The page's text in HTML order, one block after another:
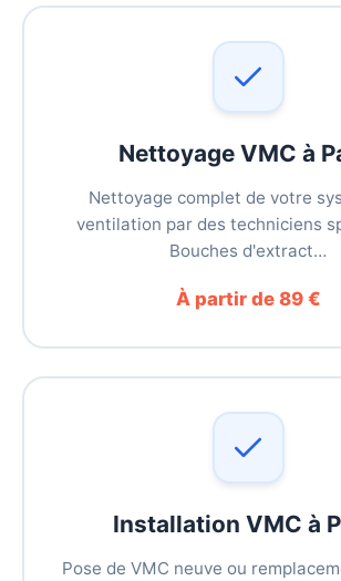
Nettoyage VMC à
Nettoyage complet de votre
ventilation par des techniciens
Bouches d'extract…
À partir de 89 €
Installation VMC à
Pose de VMC neuve ou